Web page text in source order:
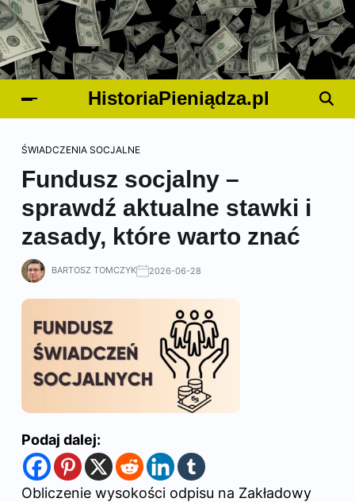
HistoriaPieniądza.pl
ŚWIADCZENIA SOCJALNE
Fundusz socjalny –
sprawdź aktualne stawki i
zasady, które warto znać
BARTOSZ TOMCZYK 2026-06-28
Podaj dalej:
Obliczenie wysokości odpisu na Zakładowy